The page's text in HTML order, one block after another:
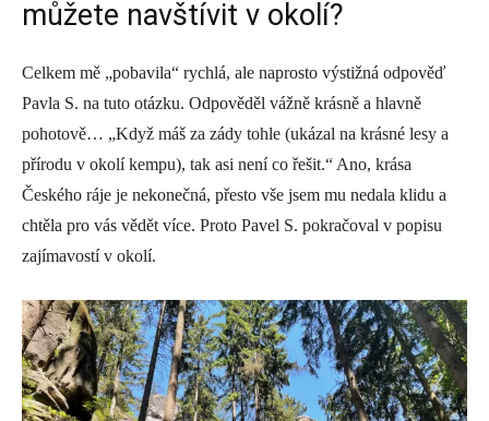
můžete navštívit v okolí?
Celkem mě „pobavila“ rychlá, ale naprosto výstižná odpověď
Pavla S. na tuto otázku. Odpověděl vážně krásně a hlavně
pohotově… „Když máš za zády tohle (ukázal na krásné lesy a
přírodu v okolí kempu), tak asi není co řešit.“ Ano, krása
Českého ráje je nekonečná, přesto vše jsem mu nedala klidu a
chtěla pro vás vědět více. Proto Pavel S. pokračoval v popisu
zajímavostí v okolí.